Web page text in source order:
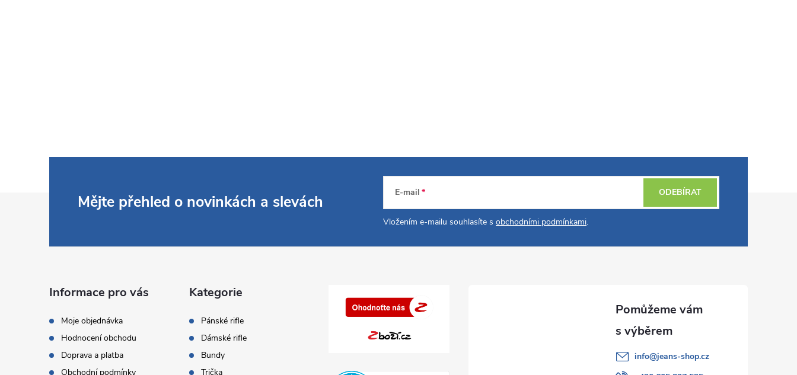
Mějte přehled o novinkách a slevách E-mail
Vložením e-mailu souhlasíte s obchodními podmínkami.
ODEBÍRAT
Informace pro vás
Moje objednávka
Hodnocení obchodu
Doprava a platba
Obchodní podmínky
Kategorie
Pánské rifle
Dámské rifle
Bundy
Trička
info@jeans-shop.cz